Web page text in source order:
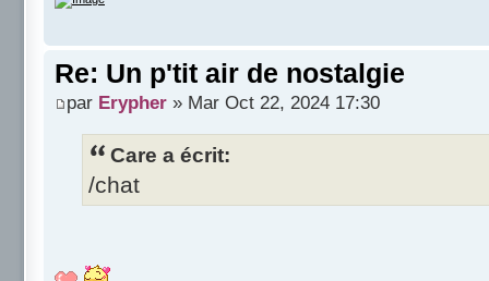
Re: Un p'tit air de nostalgie
par Erypher » Mar Oct 22, 2024 17:30
Care a écrit:
/chat